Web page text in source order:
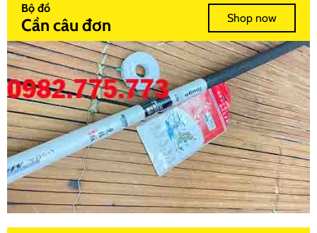
Bộ đồ
Cần câu đơn Shop now